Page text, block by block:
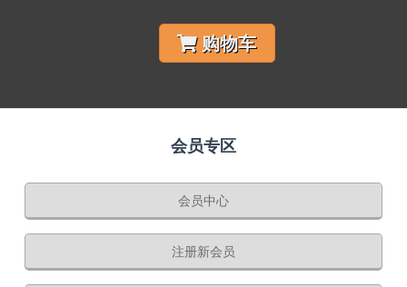
购物车
会员专区
会员中心
注册新会员